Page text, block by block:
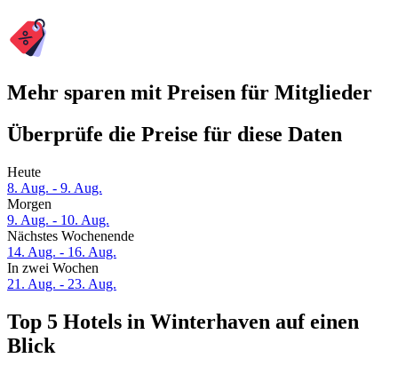
Mehr sparen mit Preisen für Mitglieder
Überprüfe die Preise für diese Daten
Heute
8. Aug. - 9. Aug.
Morgen
9. Aug. - 10. Aug.
Nächstes Wochenende
14. Aug. - 16. Aug.
In zwei Wochen
21. Aug. - 23. Aug.
Top 5 Hotels in Winterhaven auf einen
Blick